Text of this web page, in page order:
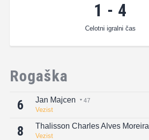
1 - 4
Celotni igralni čas
Rogaška
6 Jan Majcen 47
Vezist
8 Thalisson Charles Alves Moreira
Vezist